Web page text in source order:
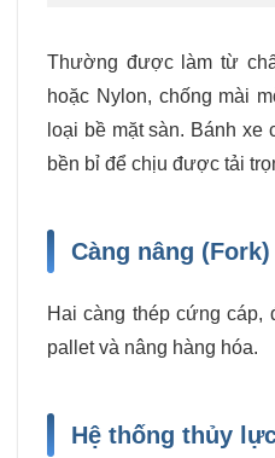
Thường được làm từ
hoặc Nylon, chống mài
loại bề mặt sàn. Bánh
bền bỉ để chịu được tải
Càng nâng (Fork)
Hai càng thép cứng
pallet và nâng hàng hóa.
Hệ thống thủy